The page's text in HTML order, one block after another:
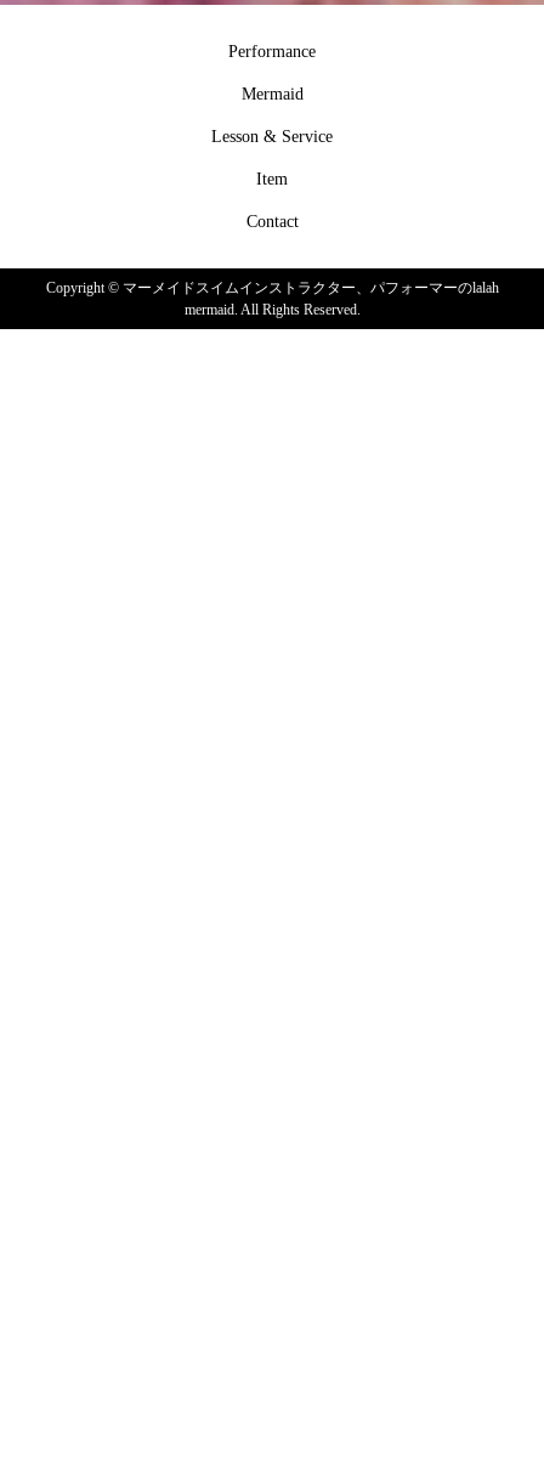
Performance
Mermaid
Lesson & Service
Item
Contact
Copyright ©マーメイドスイムインストラクター、パフォーマーのlalah
mermaid. All Rights Reserved.